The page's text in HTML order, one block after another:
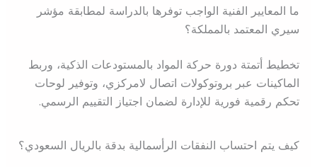
ما المعايير الفنية الواجب توفرها بالدراسة لمطابقة مؤشر
سيري المعتمد بالمملكة؟
تخطيط أتمتة دورة حركة المواد بالمستودعات الذكية، وربط
الماكينات عبر بروتوكولات اتصال لامركزي، وتوفير لوحات
تحكم رقمية فورية للإدارة لضمان اجتياز التقييم الرسمي.
كيف يتم احتساب النفقات الرأسمالية بدقة بالريال السعودي؟